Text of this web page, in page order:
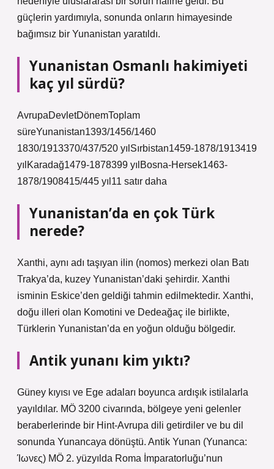
güçlerin yardımıyla, sonunda onların himayesinde
bağımsız bir Yunanistan yaratıldı.
Yunanistan Osmanlı hakimiyeti
kaç yıl sürdü?
AvrupaDevletDönemToplam
süreYunanistan1393/1456/1460
1830/1913370/437/520 yılSırbistan1459-1878/1913419
yılKaradağ1479-1878399 yılBosna-Hersek1463-
1878/1908415/445 yıl11 satır daha
Yunanistan’da en çok Türk
nerede?
Xanthi, aynı adı taşıyan ilin (nomos) merkezi olan Batı
Trakya’da, kuzey Yunanistan’daki şehirdir. Xanthi
isminin Eskice’den geldiği tahmin edilmektedir. Xanthi,
doğu illeri olan Komotini ve Dedeağaç ile birlikte,
Türklerin Yunanistan’da en yoğun olduğu bölgedir.
Antik yunanı kim yıktı?
Güney kıyısı ve Ege adaları boyunca ardışık istilalarla
yayıldılar. MÖ 3200 civarında, bölgeye yeni gelenler
beraberlerinde bir Hint-Avrupa dili getirdiler ve bu dil
sonunda Yunancaya dönüştü. Antik Yunan (Yunanca:
Ίωνες) MÖ 2. yüzyılda Roma İmparatorluğu’nun